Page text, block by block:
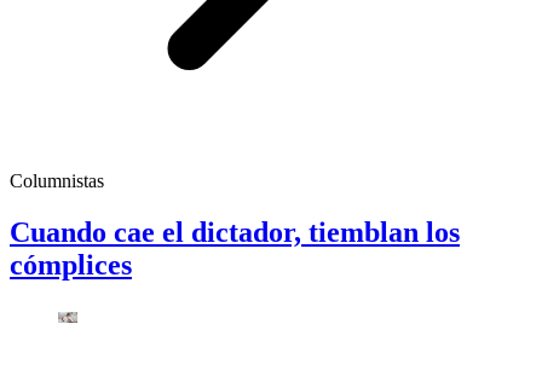
Columnistas
Cuando cae el dictador, tiemblan los
cómplices